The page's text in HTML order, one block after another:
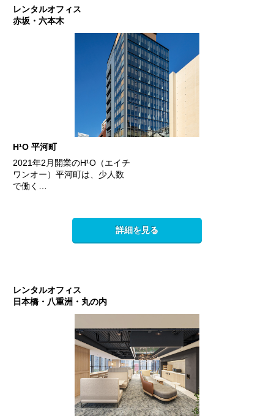
レンタルオフィス
赤坂・六本木
H¹O 平河町
2021年2月開業のH¹O（エイチ
ワンオー）平河町は、少人数
で働く…
詳細を見る
レンタルオフィス
日本橋・八重洲・丸の内